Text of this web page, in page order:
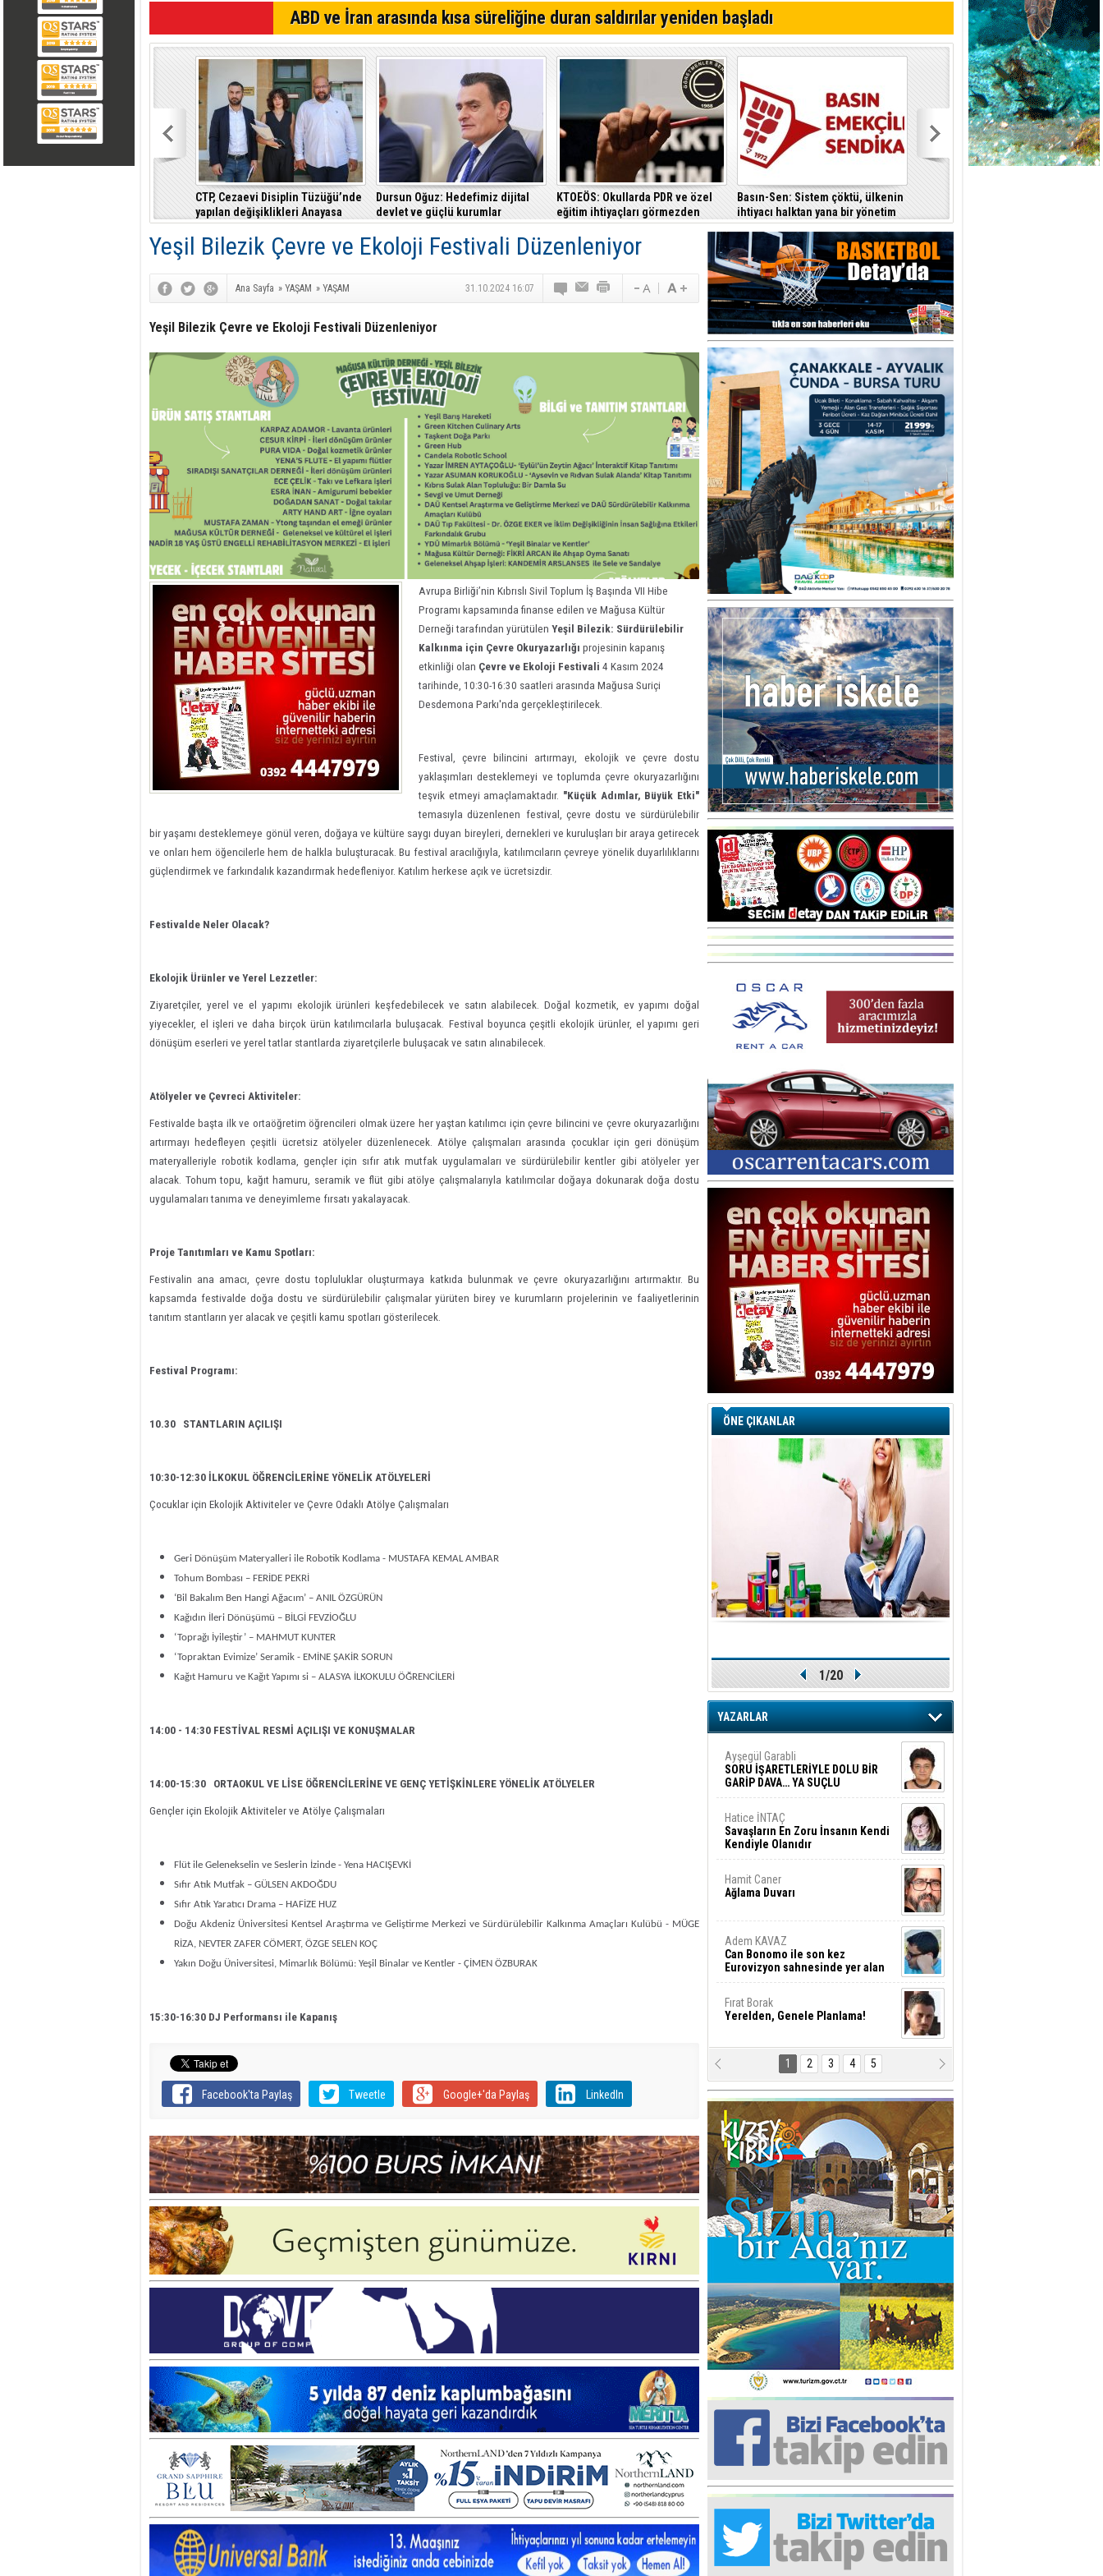
Çalışma Bakanlığı, 15 Ağustos’a kadar 12.00-16.00 saatleri arasında
güneş altında çalışmayı yasakladı
Lapta'da Tekin Adalı Spor Kompleksi hizmete açıldı
ABD ve İran arasında kısa süreliğine duran saldırılar yeniden başladı
CTP, Cezaevi Disiplin Tüzüğü’nde
yapılan değişiklikleri Anayasa
Mahkemesi’ne taşıdı
Dursun Oğuz: Hedefimiz dijital
devlet ve güçlü kurumlar
KTOEÖS: Okullarda PDR ve özel
eğitim ihtiyaçları görmezden
geliniyor
Basın-Sen: Sistem çöktü, ülkenin
ihtiyacı halktan yana bir yönetim
anlayışıdır
anlayışıyla fark yaratıyor”
Yeşil Bilezik Çevre ve Ekoloji Festivali Düzenleniyor
Ana Sayfa » YAŞAM » YAŞAM 31.10.2024 16:07
Yeşil Bilezik Çevre ve Ekoloji Festivali Düzenleniyor
Avrupa Birliği’nin Kıbrıslı Sivil Toplum İş Başında VII Hibe
Programı kapsamında finanse edilen ve Mağusa Kültür
Derneği tarafından yürütülen Yeşil Bilezik: Sürdürülebilir
Kalkınma için Çevre Okuryazarlığı projesinin kapanış
etkinliği olan Çevre ve Ekoloji Festivali 4 Kasım 2024
tarihinde, 10:30-16:30 saatleri arasında Mağusa Suriçi
Desdemona Parkı'nda gerçekleştirilecek.
Festival, çevre bilincini artırmayı, ekolojik ve çevre dostu
yaklaşımları desteklemeyi ve toplumda çevre okuryazarlığını
teşvik etmeyi amaçlamaktadır. "Küçük Adımlar, Büyük Etki"
temasıyla düzenlenen festival , çevre dostu ve sürdürülebilir
bir yaşamı desteklemeye gönül veren, doğaya ve kültüre saygı duyan bireyleri, dernekleri ve kuruluşları bir araya getirecek
ve onları hem öğencilerle hem de halkla buluşturacak. Bu festival aracılığıyla, katılımcıların çevreye yönelik duyarlılıklarını
güçlendirmek ve farkındalık kazandırmak hedefleniyor. Katılım herkese açık ve ücretsizdir.
Festivalde Neler Olacak?
Ekolojik Ürünler ve Yerel Lezzetler:
Ziyaretçiler, yerel ve el yapımı ekolojik ürünleri keşfedebilecek ve satın alabilecek. Doğal kozmetik, ev yapımı doğal
yiyecekler, el işleri ve daha birçok ürün katılımcılarla buluşacak. Festival boyunca çeşitli ekolojik ürünler, el yapımı geri
dönüşüm eserleri ve yerel tatlar stantlarda ziyaretçilerle buluşacak ve satın alınabilecek.
Atölyeler ve Çevreci Aktiviteler:
Festivalde başta ilk ve ortaöğretim öğrencileri olmak üzere her yaştan katılımcı için çevre bilincini ve çevre okuryazarlığını
artırmayı hedefleyen çeşitli ücretsiz atölyeler düzenlenecek. Atölye çalışmaları arasında çocuklar için geri dönüşüm
materyalleriyle robotik kodlama, gençler için sıfır atık mutfak uygulamaları ve sürdürülebilir kentler gibi atölyeler yer
alacak. Tohum topu, kağıt hamuru, seramik ve flüt gibi atölye çalışmalarıyla katılımcılar doğaya dokunarak doğa dostu
uygulamaları tanıma ve deneyimleme fırsatı yakalayacak.
Proje Tanıtımları ve Kamu Spotları:
Festivalin ana amacı, çevre dostu topluluklar oluşturmaya katkıda bulunmak ve çevre okuryazarlığını artırmaktır. Bu
kapsamda festivalde doğa dostu ve sürdürülebilir çalışmalar yürüten birey ve kurumların projelerinin ve faaliyetlerinin
tanıtım stantların yer alacak ve çeşitli kamu spotları gösterilecek.
Festival Programı:
10.30 STANTLARIN AÇILIŞI
10:30-12:30 İLKOKUL ÖĞRENCİLERİNE YÖNELİK ATÖLYELERİ
Çocuklar için Ekolojik Aktiviteler ve Çevre Odaklı Atölye Çalışmaları
Geri Dönüşüm Materyalleri ile Robotik Kodlama - MUSTAFA KEMAL AMBAR
Tohum Bombası – FERİDE PEKRİ
‘Bil Bakalım Ben Hangi Ağacım’ – ANIL ÖZGÜRÜN
Kağıdın İleri Dönüşümü – BİLGİ FEVZİOĞLU
‘Toprağı İyileştir’ – MAHMUT KUNTER
‘Topraktan Evimize’ Seramik - EMİNE ŞAKİR SORUN
Kağıt Hamuru ve Kağıt Yapımı si – ALASYA İLKOKULU ÖĞRENCİLERİ
14:00 - 14:30 FESTİVAL RESMİ AÇILIŞI VE KONUŞMALAR
14:00-15:30 ORTAOKUL VE LİSE ÖĞRENCİLERİNE VE GENÇ YETİŞKİNLERE YÖNELİK ATÖLYELER
Gençler için Ekolojik Aktiviteler ve Atölye Çalışmaları
Flüt ile Gelenekselin ve Seslerin İzinde - Yena HACIŞEVKİ
Sıfır Atık Mutfak – GÜLSEN AKDOĞDU
Sıfır Atık Yaratıcı Drama – HAFİZE HUZ
Doğu Akdeniz Üniversitesi Kentsel Araştırma ve Geliştirme Merkezi ve Sürdürülebilir Kalkınma Amaçları Kulübü - MÜGE
RİZA, NEVTER ZAFER CÖMERT, ÖZGE SELEN KOÇ
Yakın Doğu Üniversitesi, Mimarlık Bölümü: Yeşil Binalar ve Kentler - ÇİMEN ÖZBURAK
15:30-16:30 DJ Performansı ile Kapanış
Facebook'ta Paylaş Tweetle Google+'da Paylaş LinkedIn
ÖNE ÇIKANLAR
1/20
YAZARLAR
Ayşegül Garabli
SORU İŞARETLERİYLE DOLU BİR
GARİP DAVA… YA SUÇLU
DEĞİLSE???
Hatice İNTAÇ
Savaşların En Zoru İnsanın Kendi
Kendiyle Olanıdır
Hamit Caner
Ağlama Duvarı
Adem KAVAZ
Can Bonomo ile son kez
Eurovizyon sahnesinde yer alan
Türkiye 10 yıl aradan sonra
Fırat Borak
Yerelden, Genele Planlama!
Erkut YILMABAŞAR
Bayrak tartışmaları ve ihalesiz
işler!
Arif Alasya
2015 SONRASI VE AKINCI.
Fatma Baysal
SURLAR İÇİ’NDE KOLAYDIR ÖLMEK
Ediz TUNCEL
Göz göre göre…
Taner ULUTAŞ
İnşallah St. Lois ile Hakkaido
Adası gibi olmayız !...
Ali KİŞMİR
FIRSAT VE KORKU
Turgut ÇALICI
İki Lakırdı da benden!
Yrd. Doç. Ercan HOŞKARA
Yatırım Yapmazsan Var Olamazsın:
Hedefteki Kurum Kıb-Tek
Rana Sarro
Başıma gelen skandal olayı
1 2 3 4 5